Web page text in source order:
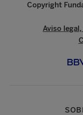
Copyright
Aviso